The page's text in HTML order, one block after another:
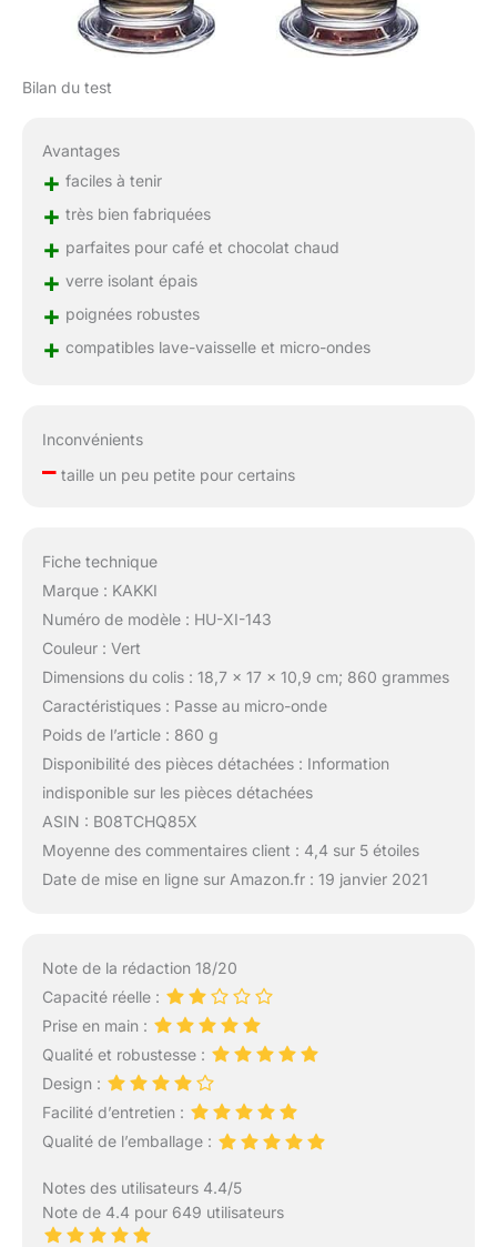
Bilan du test
Avantages
+ faciles à tenir
+ très bien fabriquées
+ parfaites pour café et chocolat chaud
+ verre isolant épais
+ poignées robustes
+ compatibles lave-vaisselle et micro-ondes
Inconvénients
–taille un peu petite pour certains
Fiche technique
Marque : KAKKI
Numéro de modèle : HU-XI-143
Couleur : Vert
Dimensions du colis : 18,7 x 17 x 10,9 cm; 860 grammes
Caractéristiques : Passe au micro-onde
Poids de l’article : 860 g
Disponibilité des pièces détachées : Information
indisponible sur les pièces détachées
ASIN : B08TCHQ85X
Moyenne des commentaires client : 4,4 sur 5 étoiles
Date de mise en ligne sur Amazon.fr : 19 janvier 2021
Note de la rédaction 18/20
Capacité réelle :
Prise en main :
Qualité et robustesse :
Design :
Facilité d’entretien :
Qualité de l’emballage :
Notes des utilisateurs 4.4/5
Note de 4.4 pour 649 utilisateurs